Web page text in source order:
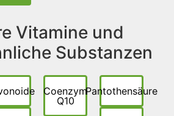
Vitamine und
Substanzen
Coenzym
Q10
Pantothensäure